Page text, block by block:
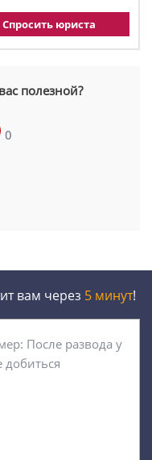
Спросить юриста
полезной?
0
вам через 5 минут!